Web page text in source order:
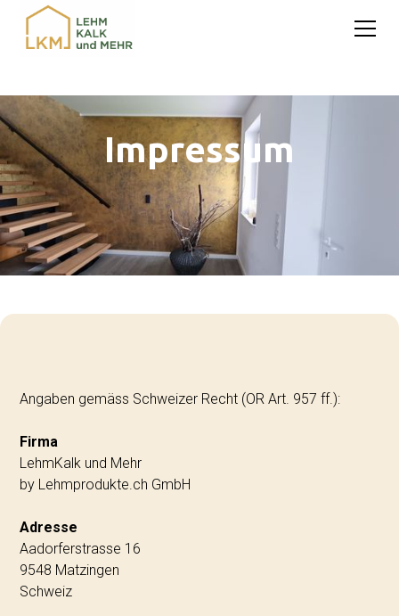
Impressum
Angaben gemäss Schweizer Recht (OR Art. 957 ff.):
Firma
LehmKalk und Mehr
by Lehmprodukte.ch GmbH
Adresse
Aadorferstrasse 16
9548 Matzingen
Schweiz